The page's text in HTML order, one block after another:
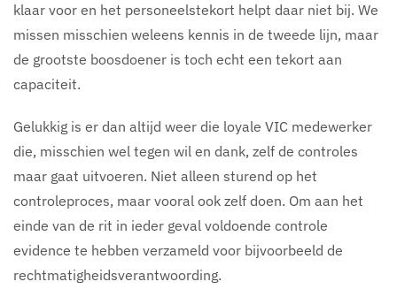
klaar voor en het personeelstekort helpt daar niet bij. We
missen misschien weleens kennis in de tweede lijn, maar
de grootste boosdoener is toch echt een tekort aan
capaciteit.
Gelukkig is er dan altijd weer die loyale VIC medewerker
die, misschien wel tegen wil en dank, zelf de controles
maar gaat uitvoeren. Niet alleen sturend op het
controleproces, maar vooral ook zelf doen. Om aan het
einde van de rit in ieder geval voldoende controle
evidence te hebben verzameld voor bijvoorbeeld de
rechtmatigheidsverantwoording.